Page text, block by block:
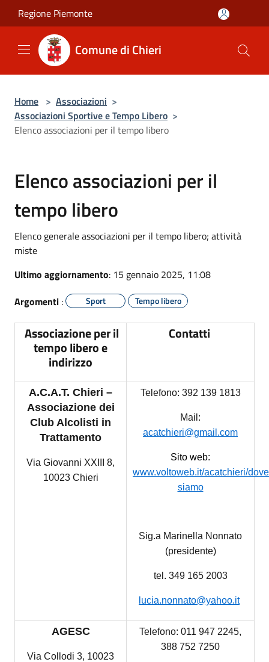
Salta al contenuto principale
Regione Piemonte
Comune di Chieri
Home > Associazioni >
Associazioni Sportive e Tempo Libero >
Elenco associazioni per il tempo libero
Elenco associazioni per il
tempo libero
Elenco generale associazioni per il tempo libero; attività
miste
Ultimo aggiornamento: 15 gennaio 2025, 11:08
Argomenti : Sport Tempo libero
Associazione per il
tempo libero e
indirizzo
Contatti
A.C.A.T. Chieri –
Associazione dei
Club Alcolisti in
Trattamento
Via Giovanni XXIII 8,
10023 Chieri
Telefono: 392 139 1813
Mail:
acatchieri@gmail.com
Sito web:
www.voltoweb.it/acatchieri/
siamo
Sig.a Marinella Nonnato
(presidente)
tel. 349 165 2003
lucia.nonnato@yahoo.it
AGESC
Via Collodi 3, 10023
Telefono: 011 947 2245,
388 752 7250